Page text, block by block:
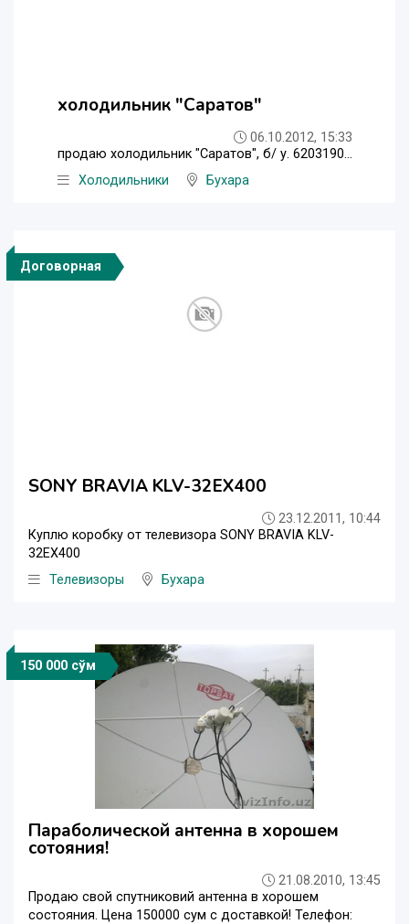
холодильник "Саратов"
06.10.2012, 15:33
продаю холодильник "Саратов", б/ у. 6203190...
Холодильники
Бухара
Договорная
SONY BRAVIA KLV-32EX400
23.12.2011, 10:44
Куплю коробку от телевизора SONY BRAVIA KLV-
32EX400
Телевизоры
Бухара
150 000 сўм
Параболической антенна в хорошем
сотояния!
21.08.2010, 13:45
Продаю свой спутниковий антенна в хорошем
состояния. Цена 150000 сум с доставкой! Телефон: